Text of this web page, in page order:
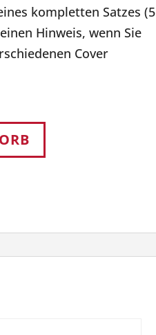
kompletten Satzes (5
Hinweis, wenn Sie
Cover